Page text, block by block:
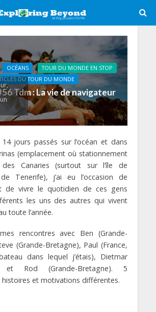
OCÉANS
TOUR DU MONDE EN STOP
DU TOUR DU MONDE
Tdm : La vie de navigateur
jours passés sur l’océan et dans
(emplacement où stationnement
Canaries (surtout sur l’île de
Tenerife), j’ai eu l’occasion de
de vivre le quotidien de ces gens
les uns des autres qui vivent
toute l’année.
rencontres avec Ben (Grande-
(Grande-Bretagne), Paul (France,
dans lequel j’étais), Dietmar
et Rod (Grande-Bretagne). 5
histoires et motivations différentes.